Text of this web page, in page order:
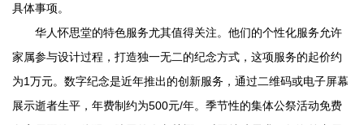
具体事项。
华人怀思堂的特色服务尤其值得关注。他们的个性化服务允许
家属参与设计过程，打造独一无二的纪念方式，这项服务的起价约
为1万元。数字纪念是近年推出的创新服务，通过二维码或电子屏幕
展示逝者生平，年费制约为500元/年。季节性的集体公祭活动免费